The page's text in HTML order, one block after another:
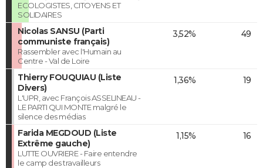
ECOLOGISTES, CITOYENS ET
SOLIDAIRES
Nicolas SANSU (Parti
communiste français)
Rassembler avec l'Humain au
Centre - Val de Loire
3,52% 49
Thierry FOUQUIAU (Liste
Divers)
L'UPR, avec François ASSELINEAU -
LE PARTI QUI MONTE malgré le
silence des médias
1,36% 19
Farida MEGDOUD (Liste
Extrême gauche)
LUTTE OUVRIERE - Faire entendre
le camp des travailleurs
1,15% 16